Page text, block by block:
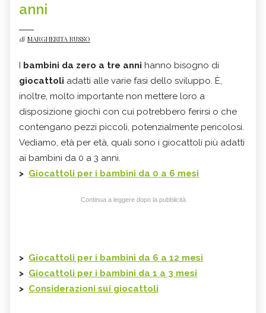
anni
di MARGHERITA RUSSO
I bambini da zero a tre anni hanno bisogno di
giocattoli adatti alle varie fasi dello sviluppo. È,
inoltre, molto importante non mettere loro a
disposizione giochi con cui potrebbero ferirsi o che
contengano pezzi piccoli, potenzialmente pericolosi.
Vediamo, età per età, quali sono i giocattoli più adatti
ai bambini da 0 a 3 anni.
> Giocattoli per i bambini da 0 a 6 mesi
Continua a leggere dopo la pubblicità
> Giocattoli per i bambini da 6 a 12 mesi
> Giocattoli per i bambini da 1 a 3 mesi
> Considerazioni sui giocattoli